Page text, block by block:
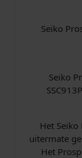
Seiko
Seiko
Het
uitermate
Het